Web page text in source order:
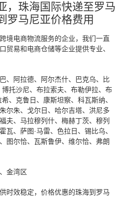
，珠海国际快递至罗马
罗马尼亚价格费用
境电商物流服务的企业，我们一直
贸易和电商仓储等企业提供专业、
、阿拉德、阿尔杰什、巴克乌、比
托沙尼、布拉索夫、布勒伊拉、布
、克鲁日、康斯坦察、科瓦斯纳、
尔朱、戈尔日、哈尔吉塔、洪尼多
夫、马拉穆列什、梅赫丁茨、穆列
瓦、萨图·马雷、色拉日、锡比乌、
图尔恰、瓦斯鲁伊、维尔恰、弗朗
金湾区
时效稳定，价格优惠的珠海到罗马